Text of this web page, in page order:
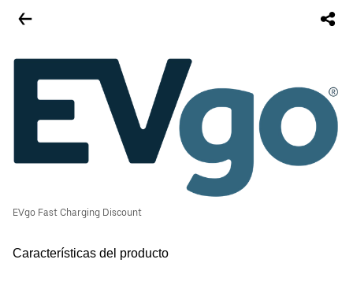
EVgo Fast Charging Discount
Características del producto